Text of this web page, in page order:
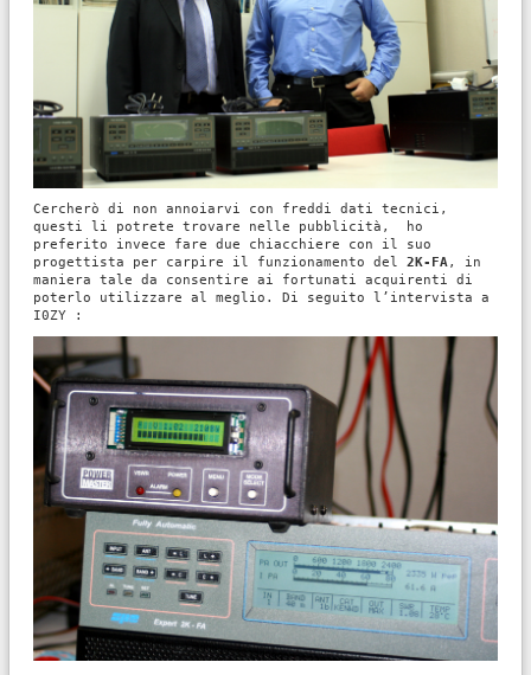
Cercherò di non annoiarvi con freddi dati tecnici,
questi li potrete trovare nelle pubblicità, ho
preferito invece fare due chiacchiere con il suo
progettista per carpire il funzionamento del 2K-FA, in
maniera tale da consentire ai fortunati acquirenti di
poterlo utilizzare al meglio. Di seguito l’intervista a
I0ZY :